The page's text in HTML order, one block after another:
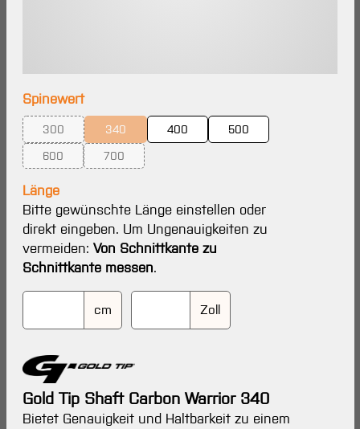
Spinewertauswählen
300
(Diese Option ist zurzeit nicht verfügbar.)
340
(Diese Option ist zurzeit nicht verfügbar.)
400
500
600
(Diese Option ist zurzeit nicht verfügbar.)
700
(Diese Option ist zurzeit nicht verfügbar.)
Länge
Bitte gewünschte Länge einstellen oder
direkt eingeben. Um Ungenauigkeiten zu
vermeiden: Von Schnittkante zu
Schnittkante messen.
cm Zoll
Gold Tip Shaft Carbon Warrior 340
Bietet Genauigkeit und Haltbarkeit zu einem